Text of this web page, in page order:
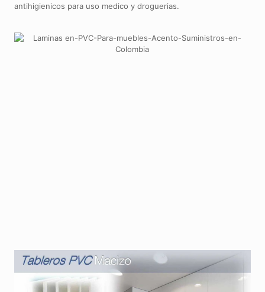
antihigienicos para uso medico y droguerias.